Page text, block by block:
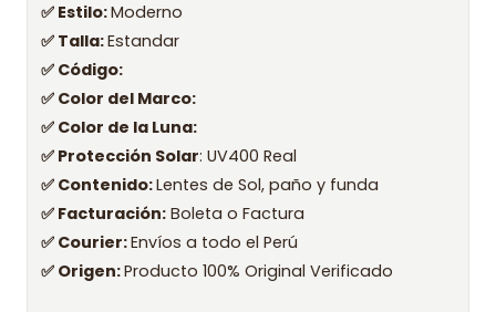
✅ Estilo:Moderno
✅ Talla:Estandar
✅ Código:
✅ Color del Marco:
✅ Color de la Luna:
✅ Protección Solar: UV400 Real
✅ Contenido:Lentes de Sol, paño y funda
✅ Facturación: Boleta o Factura
✅ Courier:Envíos a todo el Perú
✅ Origen:Producto 100% Original Verificado